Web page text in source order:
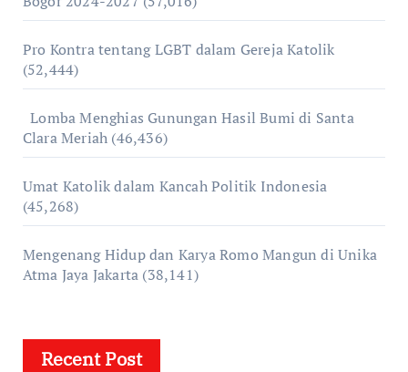
Pro Kontra tentang LGBT dalam Gereja Katolik
(52,444)
Lomba Menghias Gunungan Hasil Bumi di Santa
Clara Meriah (46,436)
Umat Katolik dalam Kancah Politik Indonesia
(45,268)
Mengenang Hidup dan Karya Romo Mangun di Unika
Atma Jaya Jakarta (38,141)
Recent Post